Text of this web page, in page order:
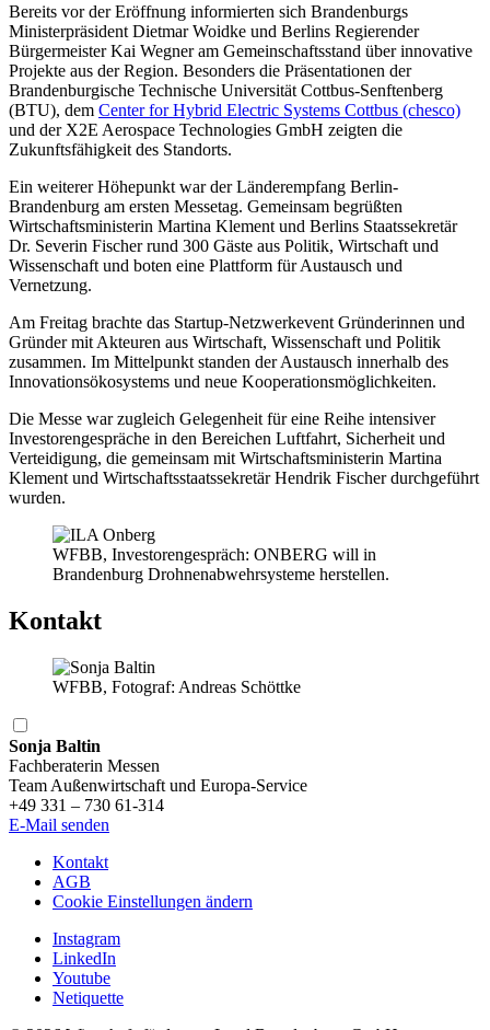
Bereits vor der Eröffnung informierten sich Brandenburgs
Ministerpräsident Dietmar Woidke und Berlins Regierender
Bürgermeister Kai Wegner am Gemeinschaftsstand über innovative
Projekte aus der Region. Besonders die Präsentationen der
Brandenburgische Technische Universität Cottbus-Senftenberg
(BTU), dem Center for Hybrid Electric Systems Cottbus (chesco)
und der X2E Aerospace Technologies GmbH zeigten die
Zukunftsfähigkeit des Standorts.
Ein weiterer Höhepunkt war der Länderempfang Berlin-
Brandenburg am ersten Messetag. Gemeinsam begrüßten
Wirtschaftsministerin Martina Klement und Berlins Staatssekretär
Dr. Severin Fischer rund 300 Gäste aus Politik, Wirtschaft und
Wissenschaft und boten eine Plattform für Austausch und
Vernetzung.
Am Freitag brachte das Startup-Netzwerkevent Gründerinnen und
Gründer mit Akteuren aus Wirtschaft, Wissenschaft und Politik
zusammen. Im Mittelpunkt standen der Austausch innerhalb des
Innovationsökosystems und neue Kooperationsmöglichkeiten.
Die Messe war zugleich Gelegenheit für eine Reihe intensiver
Investorengespräche in den Bereichen Luftfahrt, Sicherheit und
Verteidigung, die gemeinsam mit Wirtschaftsministerin Martina
Klement und Wirtschaftsstaatssekretär Hendrik Fischer durchgeführt
wurden.
WFBB, Investorengespräch: ONBERG will in
Brandenburg Drohnenabwehrsysteme herstellen.
Kontakt
WFBB, Fotograf: Andreas Schöttke
Sonja Baltin
Fachberaterin Messen
Team Außenwirtschaft und Europa-Service
+49 331 – 730 61-314
E-Mail senden
Kontakt
AGB
Cookie Einstellungen ändern
Instagram
LinkedIn
Youtube
Netiquette